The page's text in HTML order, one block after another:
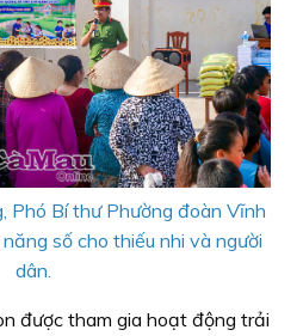
Phó Bí thư Phường đoàn Vĩnh
số cho thiếu nhi và người
dân.
được tham gia hoạt động trải